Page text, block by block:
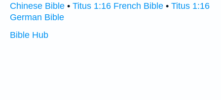
Chinese Bible • Titus 1:16 French Bible • Titus 1:16
German Bible
Bible Hub